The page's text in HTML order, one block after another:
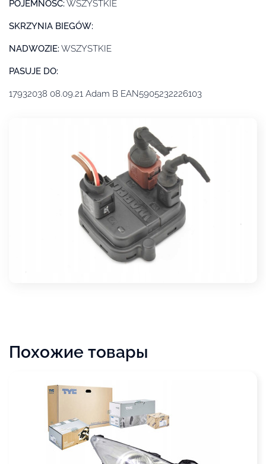
POJEMNOSC: WSZYSTKIE
SKRZYNIA BIEGÓW:
NADWOZIE: WSZYSTKIE
PASUJE DO:
17932038 08.09.21 Adam B EAN5905232226103
Похожие товары